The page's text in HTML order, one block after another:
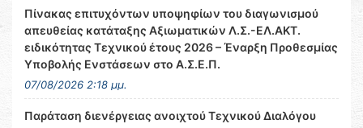
Πίνακας επιτυχόντων υποψηφίων του διαγωνισμού
απευθείας κατάταξης Αξιωματικών Λ.Σ.-ΕΛ.ΑΚΤ.
ειδικότητας Τεχνικού έτους 2026 – Έναρξη Προθεσμίας
Υποβολής Ενστάσεων στο Α.Σ.Ε.Π.
07/08/2026 2:18 μμ.
Παράταση διενέργειας ανοιχτού Τεχνικού Διαλόγου